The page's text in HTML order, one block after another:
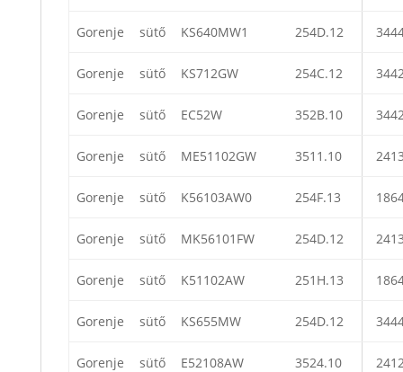
Gorenje sütő KS640MW1 254D.12
Gorenje sütő KS712GW 254C.12
Gorenje sütő EC52W 352B.10
Gorenje sütő ME51102GW 3511.10
Gorenje sütő K56103AW0 254F.13
Gorenje sütő MK56101FW 254D.12
Gorenje sütő K51102AW 251H.13
Gorenje sütő KS655MW 254D.12
Gorenje sütő E52108AW 3524.10